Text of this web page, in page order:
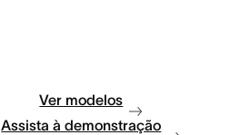
Ver modelos
Assista à demonstração